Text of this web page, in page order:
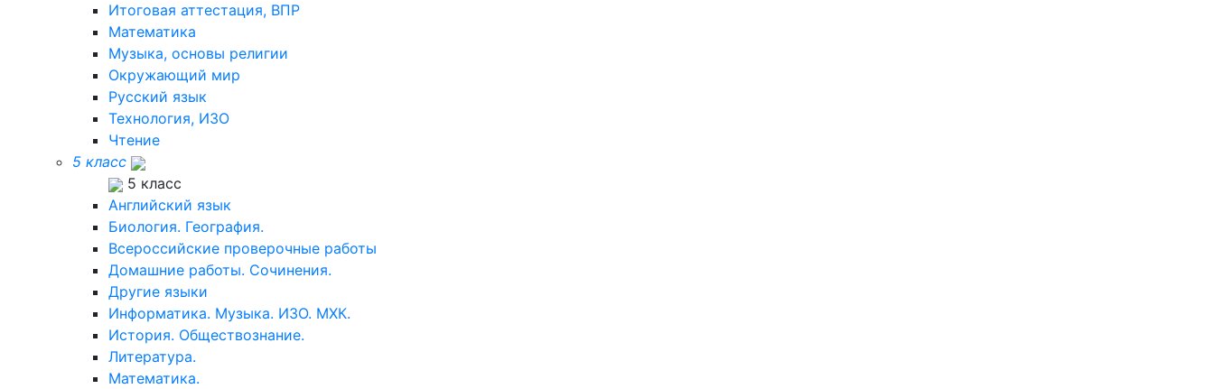
Итоговая аттестация, ВПР
Математика
Музыка, основы религии
Окружающий мир
Русский язык
Технология, ИЗО
Чтение
5 класс
5 класс
Английский язык
Биология. География.
Всероссийские проверочные работы
Домашние работы. Сочинения.
Другие языки
Информатика. Музыка. ИЗО. МХК.
История. Обществознание.
Литература.
Математика.